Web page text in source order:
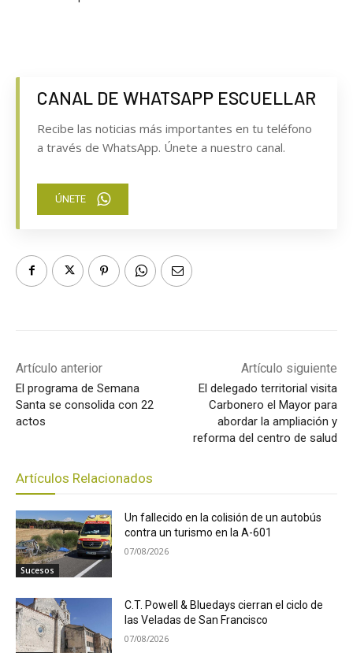
CANAL DE WHATSAPP ESCUELLAR
Recibe las noticias más importantes en tu teléfono
a través de WhatsApp. Únete a nuestro canal.
ÚNETE
Artículo anterior
El programa de Semana
Santa se consolida con 22
actos
Artículo siguiente
El delegado territorial visita
Carbonero el Mayor para
abordar la ampliación y
reforma del centro de salud
Artículos Relacionados
Sucesos
Un fallecido en la colisión de un autobús
contra un turismo en la A-601
07/08/2026
C.T. Powell & Bluedays cierran el ciclo de
las Veladas de San Francisco
07/08/2026